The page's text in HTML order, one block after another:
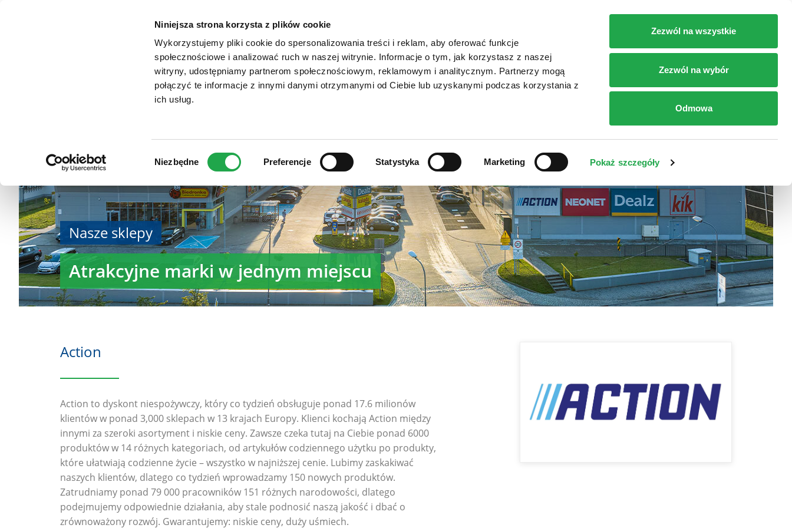
Niniejsza strona korzysta z plików cookie
Wykorzystujemy pliki cookie do spersonalizowania treści i reklam, aby oferować funkcje
społecznościowe i analizować ruch w naszej witrynie. Informacje o tym, jak korzystasz z naszej
witryny, udostępniamy partnerom społecznościowym, reklamowym i analitycznym. Partnerzy mogą
połączyć te informacje z innymi danymi otrzymanymi od Ciebie lub uzyskanymi podczas korzystania z
ich usług.
Niezbędne Preferencje Statystyka Marketing Pokaż szczegóły
Zezwól na wszystkie
Zezwól na wybór
Odmowa
VENDO PARK CHORZÓW
Nasze sklepy
Atrakcyjne marki w jednym miejscu
Action
Action to dyskont niespożywczy, który co tydzień obsługuje ponad 17.6 milionów
klientów w ponad 3,000 sklepach w 13 krajach Europy. Klienci kochają Action między
innymi za szeroki asortyment i niskie ceny. Zawsze czeka tutaj na Ciebie ponad 6000
produktów w 14 różnych kategoriach, od artykułów codziennego użytku po produkty,
które ułatwiają codzienne życie – wszystko w najniższej cenie. Lubimy zaskakiwać
naszych klientów, dlatego co tydzień wprowadzamy 150 nowych produktów.
Zatrudniamy ponad 79 000 pracowników 151 różnych narodowości, dlatego
podejmujemy odpowiednie działania, aby stale podnosić naszą jakość i dbać o
zrównoważony rozwój. Gwarantujemy: niskie ceny, duży uśmiech.